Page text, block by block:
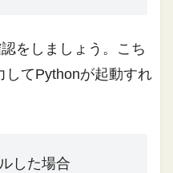
をしましょう。こち
してPythonが起動すれ
した場合